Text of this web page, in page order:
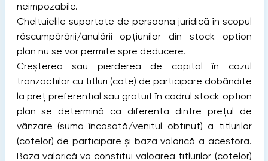
neimpozabile.
Cheltuielile suportate de persoana juridică în scopul
răscumpărării/anulării opțiunilor din stock option
plan nu se vor permite spre deducere.
Creşterea sau pierderea de capital în cazul
tranzacţiilor cu titluri (cote) de participare dobândite
la preţ preferenţial sau gratuit în cadrul stock option
plan se determină ca diferenţa dintre preţul de
vânzare (suma încasată/venitul obţinut) a titlurilor
(cotelor) de participare şi baza valorică a acestora.
Baza valorică va constitui valoarea titlurilor (cotelor)